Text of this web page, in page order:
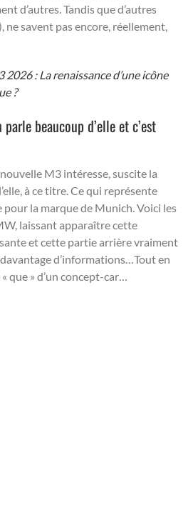
d’autres. Tandis que d’autres
ne savent pas encore, réellement,
2026 : La renaissance d’une icône
?
beaucoup d’elle et c’est
M3 intéresse, suscite la
à ce titre. Ce qui représente
la marque de Munich. Voici les
laissant apparaître cette
et cette partie arrière vraiment
d’informations…Tout en
que » d’un concept-car…